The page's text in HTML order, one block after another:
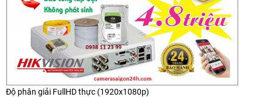
Độ phân giải FullHD thực (1920x1080p)